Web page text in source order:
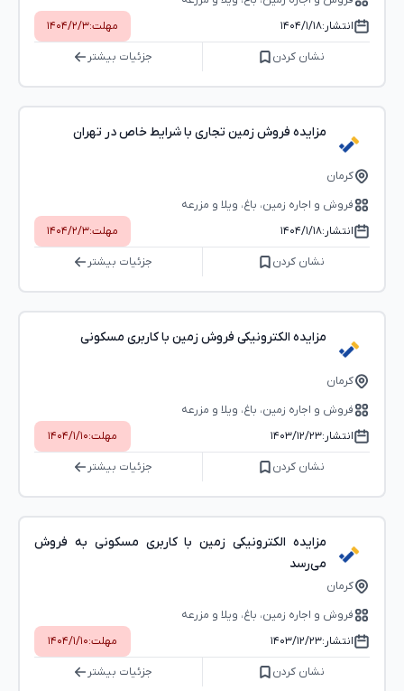
انتشار:۱۴۰۴/۱/۱۸ مهلت:۱۴۰۴/۲/۳
نشان کردن جزئیات بیشتر
مزایده فروش زمین تجاری با شرایط خاص در تهران
کرمان
فروش و اجاره زمین، باغ، ویلا و مزرعه
انتشار:۱۴۰۴/۱/۱۸ مهلت:۱۴۰۴/۲/۳
نشان کردن جزئیات بیشتر
مزایده الکترونیکی فروش زمین با کاربری مسکونی
کرمان
فروش و اجاره زمین، باغ، ویلا و مزرعه
انتشار:۱۴۰۳/۱۲/۲۳ مهلت:۱۴۰۴/۱/۱۰
نشان کردن جزئیات بیشتر
مزایده الکترونیکی زمین با کاربری مسکونی به فروش
می‌رسد
کرمان
فروش و اجاره زمین، باغ، ویلا و مزرعه
انتشار:۱۴۰۳/۱۲/۲۳ مهلت:۱۴۰۴/۱/۱۰
نشان کردن جزئیات بیشتر